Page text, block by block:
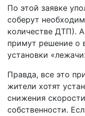
По этой заявке
соберут
количестве ДТП).
примут решение о
установки
Правда, все это
жители хотят
снижения
собственности.